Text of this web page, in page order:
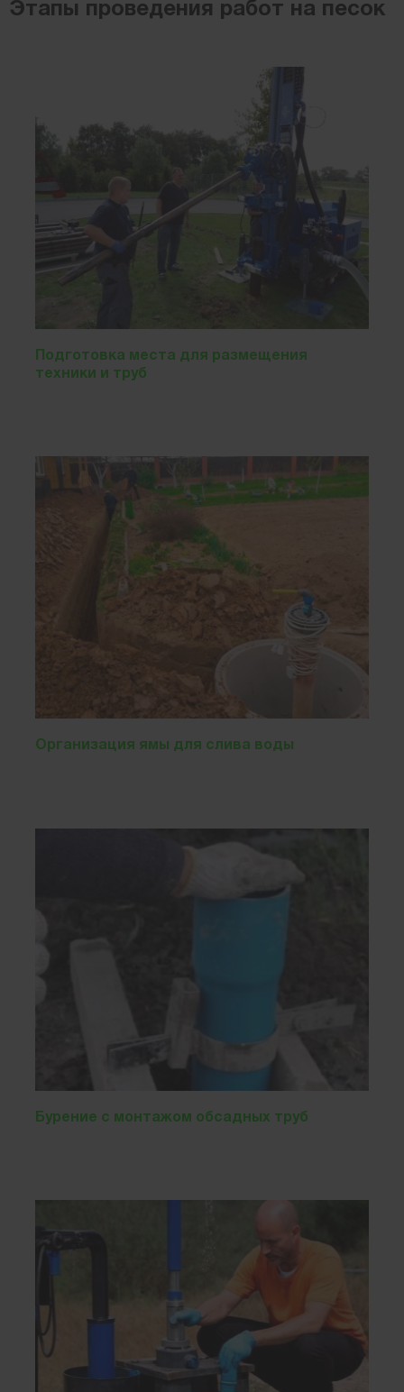
Этапы проведения работ на песок
Подготовка места для размещения
техники и труб
Организация ямы для слива воды
Бурение с монтажом обсадных труб